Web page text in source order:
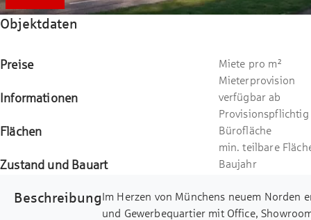
Objektdaten
Preise Miete pro m²
Mieterprovision
Informationen verfügbar ab
Provisionspflichtig
Flächen Bürofläche
min. teilbare
Zustand und Bauart Baujahr
BeschreibungIm Herzen von Münchens neuem Norden
und Gewerbequartier mit Office,